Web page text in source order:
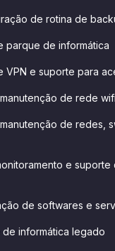
de rotina de
parque de informática
VPN e suporte para
de rede wifi
de redes,
e
de softwares e
informática legado